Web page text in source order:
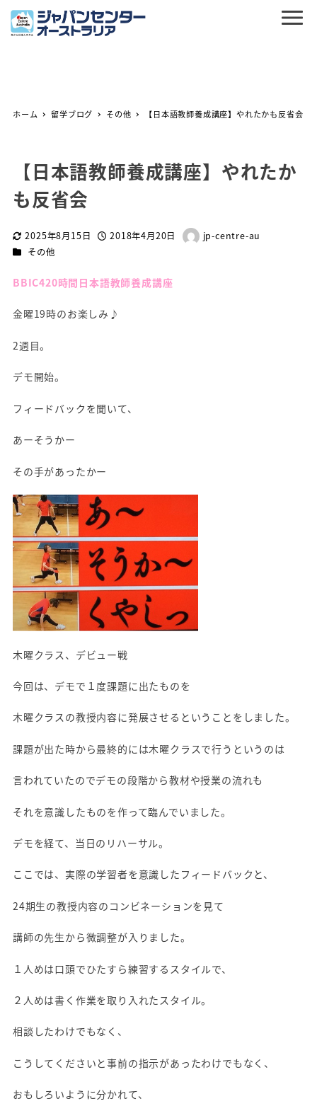
ホーム 留学ブログ その他 【日本語教師養成講座】やれたかも反省会
【日本語教師養成講座】やれたか
も反省会
更新日2025年8月15日 投稿日2018年4月20日
著
jp-centre-au
カテゴリー
その他
BBIC420時間日本語教師養成講座
金曜19時のお楽しみ♪
2週目。
デモ開始。
フィードバックを聞いて、
あーそうかー
その手があったかー
木曜クラス、デビュー戦
今回は、デモで１度課題に出たものを
木曜クラスの教授内容に発展させるということをしました。
課題が出た時から最終的には木曜クラスで行うというのは
言われていたのでデモの段階から教材や授業の流れも
それを意識したものを作って臨んでいました。
デモを経て、当日のリハーサル。
ここでは、実際の学習者を意識したフィードバックと、
24期生の教授内容のコンビネーションを見て
講師の先生から微調整が入りました。
１人めは口頭でひたすら練習するスタイルで、
２人めは書く作業を取り入れたスタイル。
相談したわけでもなく、
こうしてくださいと事前の指示があったわけでもなく、
おもしろいように分かれて、